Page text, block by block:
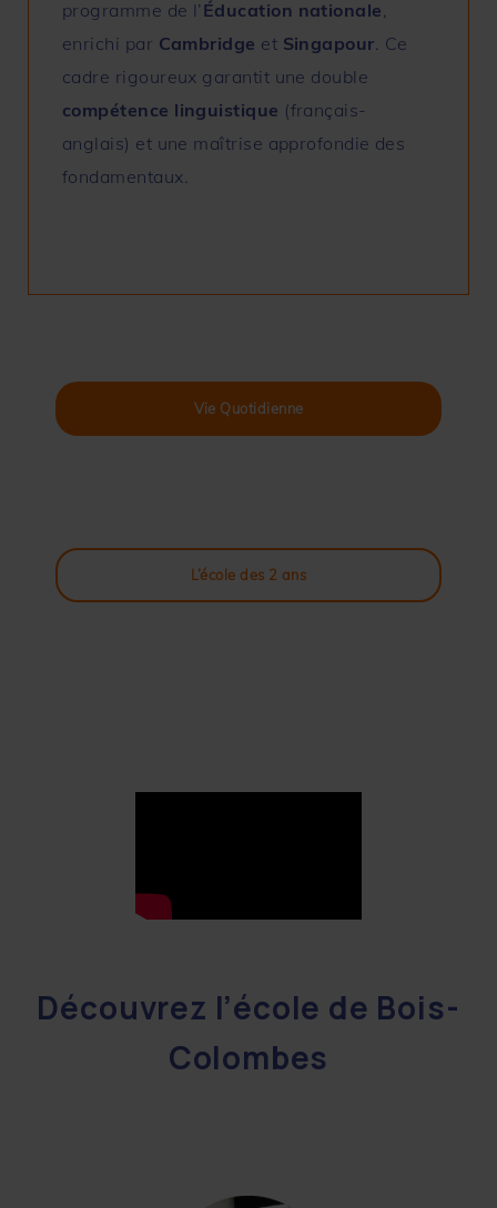
programme de l’ Éducation nationale
enrichi par Cambridge et Singapour . Ce
cadre rigoureux garantit une double
compétence linguistique (français-
anglais) et une maîtrise approfondie des
fondamentaux.
Vie Quotidienne
L’école des 2 ans
Découvrez l’école de Bois-
Colombes